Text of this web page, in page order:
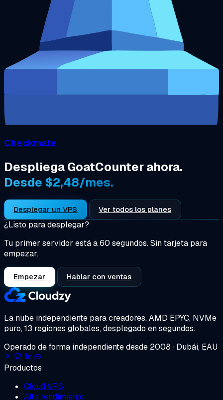
Checkmate
Despliega GoatCounter ahora.
Desde $2,48/mes.
Desplegar un VPS Ver todos los planes
¿Listo para desplegar?
Tu primer servidor está a 60 segundos. Sin tarjeta para
empezar.
Empezar Hablar con ventas
La nube independiente para creadores.AMD EPYC, NVMe
puro, 13 regiones globales, desplegado en segundos.
Operado de forma independiente desde 2008 · Dubái, EAU
Productos
Cloud VPS
Alto rendimiento